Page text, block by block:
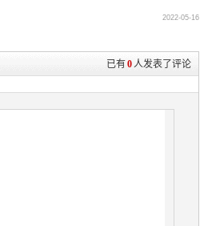
2022-05-16
已有0人发表了评论